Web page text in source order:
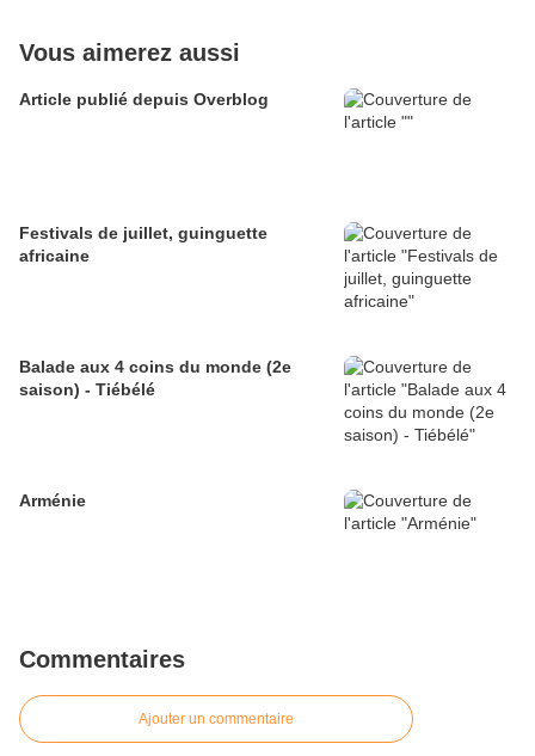
Vous aimerez aussi
Article publié depuis Overblog
Festivals de juillet, guinguette
africaine
Balade aux 4 coins du monde (2e
saison) - Tiébélé
Arménie
Commentaires
Ajouter un commentaire